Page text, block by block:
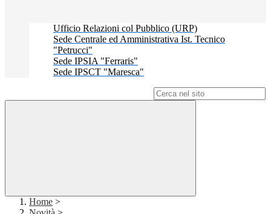
Ufficio Relazioni col Pubblico (URP)
Sede Centrale ed Amministrativa Ist. Tecnico
"Petrucci"
Sede IPSIA "Ferraris"
Sede IPSCT "Maresca"
Home >